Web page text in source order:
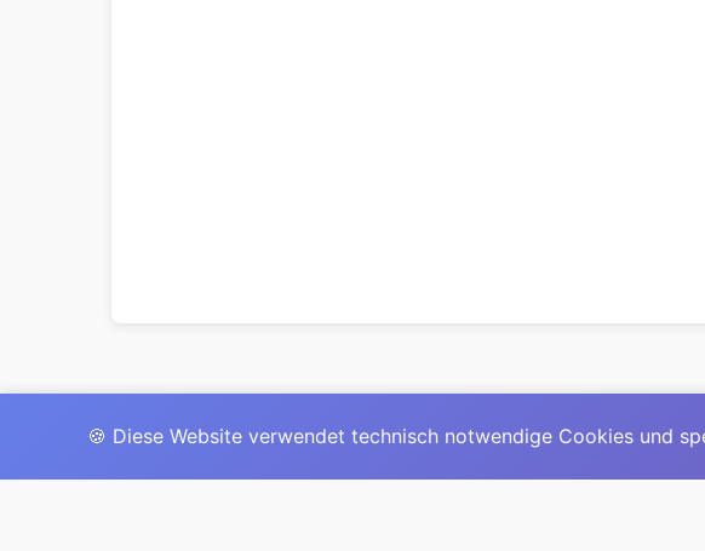
© 2025
🍪 Diese Website verwendet technisch notwendige Cookies und